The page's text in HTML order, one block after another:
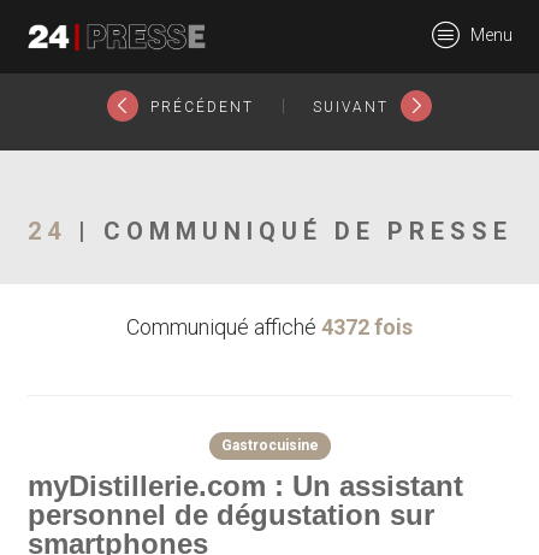
24Presse -
Communiqués de
Menu
PRÉCÉDENT SUIVANT
24 | COMMUNIQUÉ DE PRESSE
Communiqué affiché 4372 fois
Gastrocuisine
myDistillerie.com : Un assistant
personnel de dégustation sur
smartphones